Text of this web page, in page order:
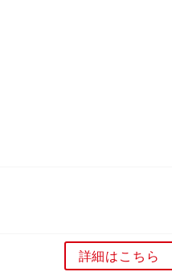
詳細はこちら